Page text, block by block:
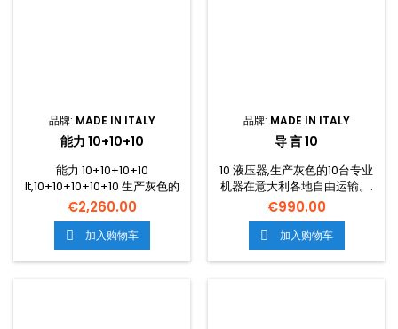
品牌: MADE IN ITALY
能力 10+10+10
能力 10+10+10+10
lt,10+10+10+10+10 生产灰色的
专业机器,运输在整个意大利均
免费。.
€2,260.00
 加入购物车
品牌: MADE IN ITALY
导 言 10
10 液压器,生产灰色的10台专业
机器在意大利各地自由运输。.
€990.00
 加入购物车